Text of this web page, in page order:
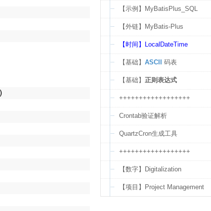
【示例】MyBatisPlus_SQL
【外链】MyBatis-Plus
【时间】LocalDateTime
【基础】 ASCII 码表
【基础】 正则表达式
++++++++++++++++++
Crontab验证解析
QuartzCron生成工具
++++++++++++++++++
【数字】Digitalization
【项目】Project Management